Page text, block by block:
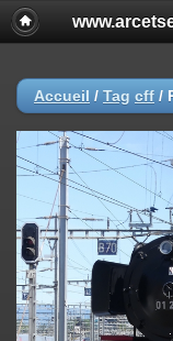
Accueil / Tag cff /